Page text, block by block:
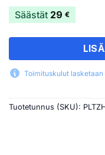
oli:
118 €.
on:
89 €.
Säästät 29 €
Toimituskulut
Tuotetunnus (SKU):